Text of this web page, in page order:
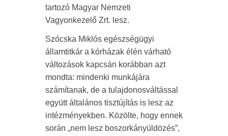
tartozó Magyar Nemzeti
Vagyonkezelő Zrt. lesz.
Szócska Miklós egészségügyi
államtitkár a kórházak élén várható
változások kapcsán korábban azt
mondta: mindenki munkájára
számítanak, de a tulajdonosváltással
együtt általános tisztújítás is lesz az
intézményekben. Közölte, hogy ennek
során „nem lesz boszorkányüldözés”,